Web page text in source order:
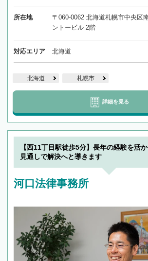
所在地
〒060-0062 北海道札幌市中央区
ントービル 2階
対応エリア 北海道
北海道 札幌市
詳細を見る
【西11丁目駅徒歩5分】長年の経験を活
見通しで解決へと導きます
河口法律事務所